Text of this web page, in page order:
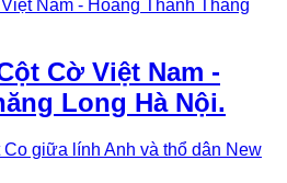
Cờ Việt Nam -
Long Hà Nội.